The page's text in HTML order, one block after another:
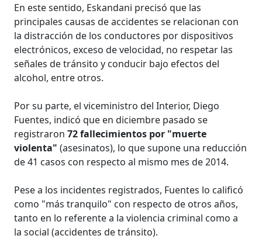
En este sentido, Eskandani precisó que las
principales causas de accidentes se relacionan con
la distracción de los conductores por dispositivos
electrónicos, exceso de velocidad, no respetar las
señales de tránsito y conducir bajo efectos del
alcohol, entre otros.
Por su parte, el viceministro del Interior, Diego
Fuentes, indicó que en diciembre pasado se
registraron72 fallecimientos por "muerte
violenta" (asesinatos), lo que supone una reducción
de 41 casos con respecto al mismo mes de 2014.
Pese a los incidentes registrados, Fuentes lo calificó
como "más tranquilo" con respecto de otros años,
tanto en lo referente a la violencia criminal como a
la social (accidentes de tránsito).